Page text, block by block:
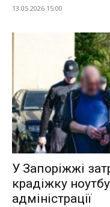
13.05.2026 15:00
У Запоріжжі
крадіжку
адміністрації